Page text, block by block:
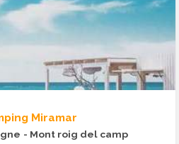
Miramar
- Mont roig del camp